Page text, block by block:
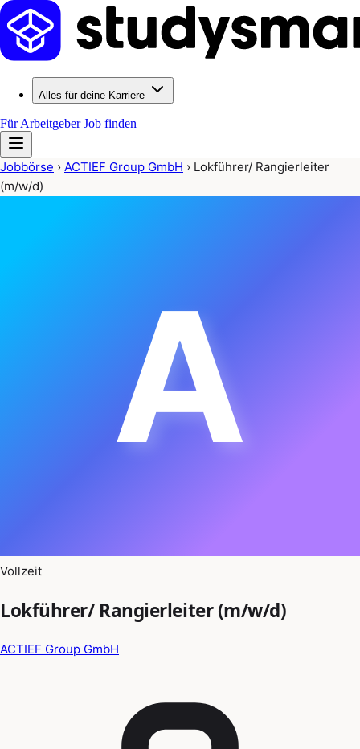
Alles für deine Karriere
Für ArbeitgeberJob finden
Jobbörse › ACTIEF Group GmbH › Lokführer/ Rangierleiter
(m/w/d)
A
Vollzeit
Lokführer/ Rangierleiter (m/w/d)
ACTIEF Group GmbH